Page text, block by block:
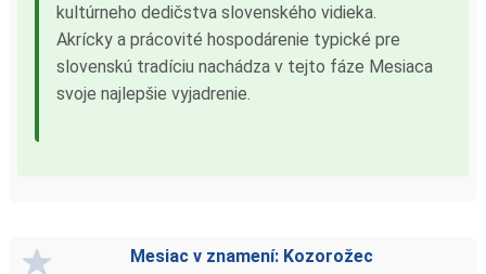
kultúrneho dedičstva slovenského vidieka.
Akrícky a prácovité hospodárenie typické pre
slovenskú tradíciu nachádza v tejto fáze Mesiaca
svoje najlepšie vyjadrenie.
Mesiac v znamení: Kozorožec